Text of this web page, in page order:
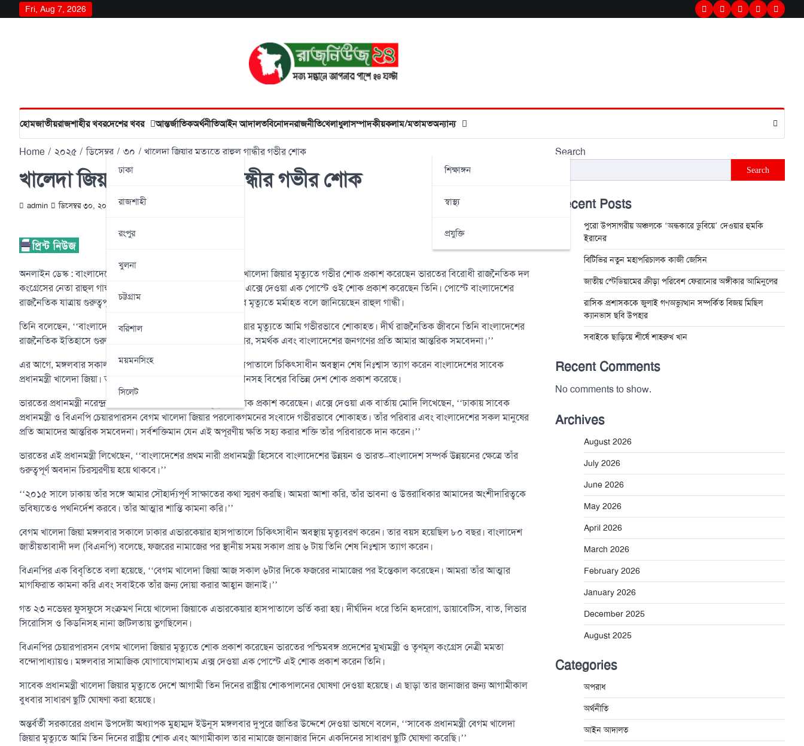
to
Fri, Aug 7, 2026 TwitterFacebook
LinkedInInstagram
হোমজাতীয়রাজশাহীর খবরদেশের খবর
ঢাকা
রাজশাহী
রংপুর
খুলনা
চট্টগ্রাম
বরিশাল
ময়মনসিংহ
সিলেট
আন্তর্জাতিকঅর্থনীতিআইন আদালতবিনোদনরাজনীতিখেলাধুলাসম্পাদকীয়কলাম/মতামতঅন্যান্য
শিক্ষাঙ্গন
স্বাস্থ্য
প্রযুক্তি
Home ২০২৫ ডিসেম্বর ৩০ খালেদা জিয়ার মৃত্যুতে রাহুল গান্ধীর গভীর শোক
খালেদা জিয়ার মৃত্যুতে রাহুল গান্ধীর গভীর শোক
admin ডিসেম্বর ৩০, ২০২৫
অনলাইন ডেস্ক : বাংলাদেশের তিন বারের সাবেক প্রধানমন্ত্রী বেগম খালেদা জিয়ার মৃত্যুতে গভীর শোক প্রকাশ করেছেন ভারতের বিরোধী রাজনৈতিক দল
কংগ্রেসের নেতা রাহুল গান্ধী। মঙ্গলবার সামাজিক যোগাযোগমাধ্যম এক্সে দেওয়া এক পোস্টে ওই শোক প্রকাশ করেছেন তিনি। পোস্টে বাংলাদেশের
রাজনৈতিক যাত্রায় গুরুত্বপূর্ণ ভূমিকা রাখা প্রবীণ নেত্রী খালেদা জিয়ার মৃত্যুতে মর্মাহত বলে জানিয়েছেন রাহুল গান্ধী।
তিনি বলেছেন, ‌‌‌‌‘‘বাংলাদেশের সাবেক প্রধানমন্ত্রী বেগম খালেদা জিয়ার মৃত্যুতে আমি গভীরভাবে শোকাহত। দীর্ঘ রাজনৈতিক জীবনে তিনি বাংলাদেশের
রাজনৈতিক ইতিহাসে গুরুত্বপূর্ণ ভূমিকা পালন করেছেন। তার পরিবার, সমর্থক এবং বাংলাদেশের জনগণের প্রতি আমার আন্তরিক সমবেদনা।’’
এর আগে, মঙ্গলবার সকাল ৬টার দিকে রাজধানীর এভারকেয়ার হাসপাতালে চিকিৎসাধীন অবস্থান শেষ নিঃশ্বাস ত্যাগ করেন বাংলাদেশের সাবেক
প্রধানমন্ত্রী খালেদা জিয়া। তার মৃত্যুতে যুক্তরাষ্ট্র, ভারত, পাকিস্তান, চীনসহ বিশ্বের বিভিন্ন দেশ শোক প্রকাশ করেছে।
ভারতের প্রধানমন্ত্রী নরেন্দ্র মোদিও বেগম খালেদা জিয়ার মৃত্যুতে শোক প্রকাশ করেছেন। এক্সে দেওয়া এক বার্তায় মোদি লিখেছেন, ‌‌‘‘ঢাকায় সাবেক
প্রধানমন্ত্রী ও বিএনপি চেয়ারপারসন বেগম খালেদা জিয়ার পরলোকগমনের সংবাদে গভীরভাবে শোকাহত। তাঁর পরিবার এবং বাংলাদেশের সকল মানুষের
প্রতি আমাদের আন্তরিক সমবেদনা। সর্বশক্তিমান যেন এই অপূরণীয় ক্ষতি সহ্য করার শক্তি তাঁর পরিবারকে দান করেন।’’
ভারতের এই প্রধানমন্ত্রী লিখেছেন, ‘‘বাংলাদেশের প্রথম নারী প্রধানমন্ত্রী হিসেবে বাংলাদেশের উন্নয়ন ও ভারত–বাংলাদেশ সম্পর্ক উন্নয়নের ক্ষেত্রে তাঁর
গুরুত্বপূর্ণ অবদান চিরস্মরণীয় হয়ে থাকবে।’’
‘‘২০১৫ সালে ঢাকায় তাঁর সঙ্গে আমার সৌহার্দ্যপূর্ণ সাক্ষাতের কথা স্মরণ করছি। আমরা আশা করি, তাঁর ভাবনা ও উত্তরাধিকার আমাদের অংশীদারিত্বকে
ভবিষ্যতেও পথনির্দেশ করবে। তাঁর আত্মার শান্তি কামনা করি।’’
বেগম খালেদা জিয়া মঙ্গলবার সকালে ঢাকার এভারকেয়ার হাসপাতালে চিকিৎসাধীন অবস্থায় মৃত্যুবরণ করেন। তার বয়স হয়েছিল ৮০ বছর। বাংলাদেশ
জাতীয়তাবাদী দল (বিএনপি) বলেছে, ফজরের নামাজের পর স্থানীয় সময় সকাল প্রায় ৬ টায় তিনি শেষ নিঃশ্বাস ত্যাগ করেন।
বিএনপির এক বিবৃতিতে বলা হয়েছে, ‘‘বেগম খালেদা জিয়া আজ সকাল ৬টার দিকে ফজরের নামাজের পর ইন্তেকাল করেছেন। আমরা তাঁর আত্মার
মাগফিরাত কামনা করি এবং সবাইকে তাঁর জন্য দোয়া করার আহ্বান জানাই।’’
গত ২৩ নভেম্বর ফুসফুসে সংক্রমণ নিয়ে খালেদা জিয়াকে এভারকেয়ার হাসপাতালে ভর্তি করা হয়। দীর্ঘদিন ধরে তিনি হৃদরোগ, ডায়াবেটিস, বাত, লিভার
সিরোসিস ও কিডনিসহ নানা জটিলতায় ভুগছিলেন।
বিএনপির চেয়ারপারসন বেগম খালেদা জিয়ার মৃত্যুতে শোক প্রকাশ করেছেন ভারতের পশ্চিমবঙ্গ প্রদেশের মুখ্যমন্ত্রী ও তৃণমূল কংগ্রেস নেত্রী মমতা
বন্দোপাধ্যায়ও। মঙ্গলবার সামাজিক যোগাযোগমাধ্যম এক্স দেওয়া এক পোস্টে এই শোক প্রকাশ করেন তিনি।
সাবেক প্রধানমন্ত্রী খালেদা জিয়ার মৃত্যুতে দেশে আগামী তিন দিনের রাষ্ট্রীয় শোকপালনের ঘোষণা দেওয়া হয়েছে। এ ছাড়া তার জানাজার জন্য আগামীকাল
বুধবার সাধারণ ছুটি ঘোষণা করা হয়েছে।
অন্তর্বর্তী সরকারের প্রধান উপদেষ্টা অধ্যাপক মুহাম্মদ ইউনূস মঙ্গলবার দুপুরে জাতির উদ্দেশে দেওয়া ভাষণে বলেন, ‘‘সাবেক প্রধানমন্ত্রী বেগম খালেদা
জিয়ার মৃত্যুতে আমি তিন দিনের রাষ্ট্রীয় শোক এবং আগামীকাল তার নামাজে জানাজার দিনে একদিনের সাধারণ ছুটি ঘোষণা করেছি।’’
Search
Search
Recent Posts
পুরো উপসাগরীয় অঞ্চলকে ‘অন্ধকারে ডুবিয়ে’ দেওয়ার হুমকি
ইরানের
বিটিভির নতুন মহাপরিচালক কাজী জেসিন
জাতীয় স্টেডিয়ামের ক্রীড়া পরিবেশ ফেরানোর অঙ্গীকার আমিনুলের
রাসিক প্রশাসককে জুলাই গণঅভ্যুত্থান সম্পর্কিত বিজয় মিছিল
ক্যানভাস ছবি উপহার
সবাইকে ছাড়িয়ে শীর্ষে শাহরুখ খান
Recent Comments
No comments to show.
Archives
August 2026
July 2026
June 2026
May 2026
April 2026
March 2026
February 2026
January 2026
December 2025
August 2025
Categories
অপরাধ
অর্থনীতি
আইন আদালত